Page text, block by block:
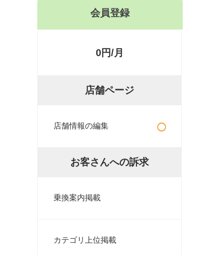
会員登録
0円/月
店舗ページ
店舗情報の編集 ○
お客さんへの訴求
乗換案内掲載
カテゴリ上位掲載